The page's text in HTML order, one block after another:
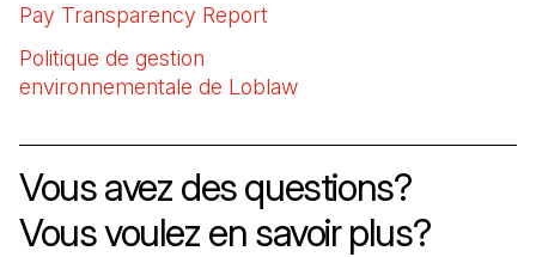
Pay Transparency Report
Politique de gestion
environnementale de Loblaw
Vous avez des questions?
Vous voulez en savoir plus?